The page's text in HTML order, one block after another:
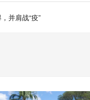
并肩战“疫”